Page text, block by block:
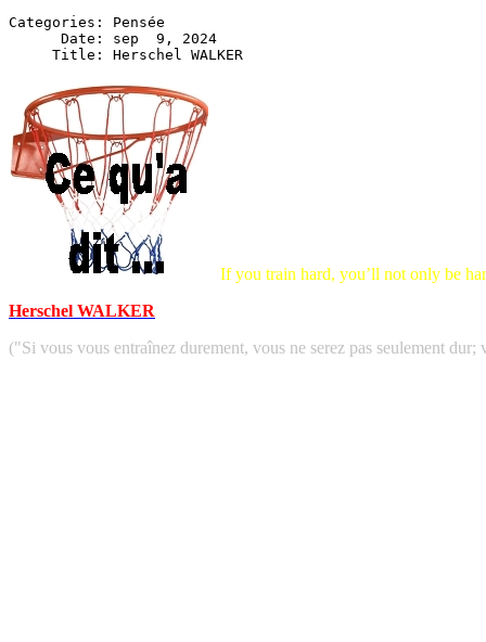
Categories: Pensée
      Date: sep  9, 2024
If you train hard, you’ll not only be
Herschel WALKER
("Si vous vous entraînez durement, vous ne serez pas seulement dur;